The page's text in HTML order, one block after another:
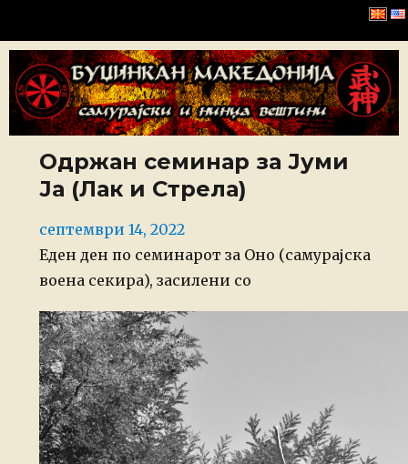
Буџинкан Македонија
Одржан семинар за Јуми
Ја (Лак и Стрела)
Posted
on
септември 14, 2022
Еден ден по семинарот за Оно (самурајска
воена секира), засилени со